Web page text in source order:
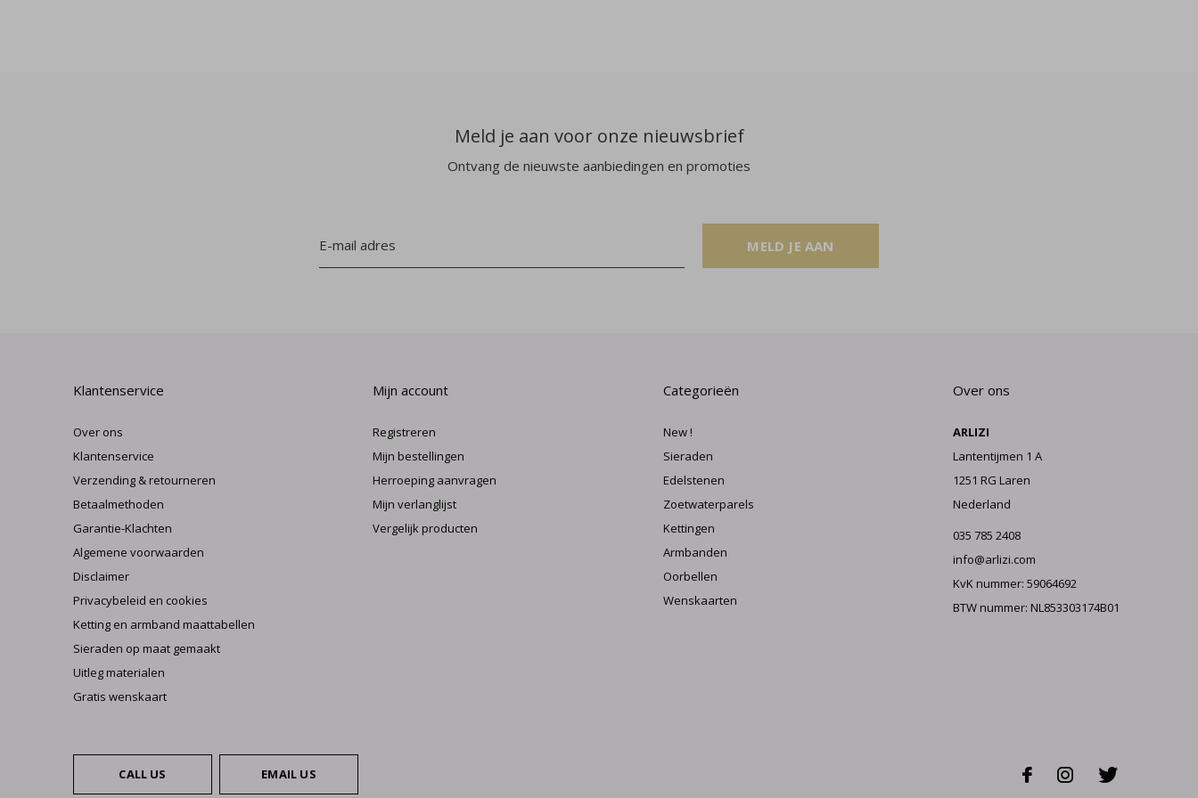
Meld je aan voor onze nieuwsbrief
Ontvang de nieuwste aanbiedingen en promoties
MELD JE AAN
Klantenservice
Over ons
Klantenservice
Verzending & retourneren
Betaalmethoden
Garantie-Klachten
Algemene voorwaarden
Disclaimer
Privacybeleid en cookies
Ketting en armband maattabellen
Sieraden op maat gemaakt
Uitleg materialen
Gratis wenskaart
Mijn account
Registreren
Mijn bestellingen
Herroeping aanvragen
Mijn verlanglijst
Vergelijk producten
Categorieën
New !
Sieraden
Edelstenen
Zoetwaterparels
Kettingen
Armbanden
Oorbellen
Wenskaarten
Over ons
ARLIZI
Lantentijmen 1 A
1251 RG Laren
Nederland
035 785 2408
info@arlizi.com
KvK nummer: 59064692
BTW nummer: NL853303174B01
CALL US EMAIL US